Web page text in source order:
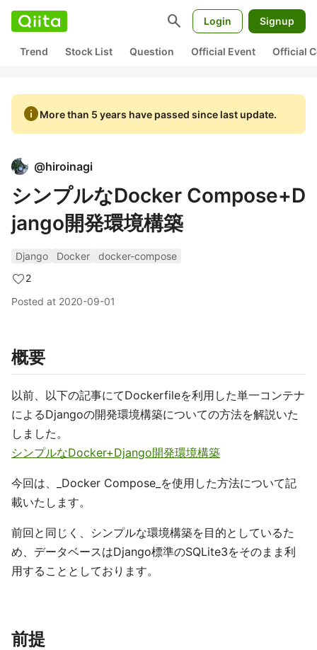
search Login Signup
Trend Stock List Question Official Event Official
infoMore than 5 years have passed since last update.
@hiroinagi
シンプルなDocker Compose+D
jango開発環境構築
Django Docker
docker-compose
2
Posted at 2020-09-01
概要
以前、以下の記事にてDockerfileを利用した単一コンテナ
によるDjangoの開発環境構築についての方法を解説いた
しました。
シンプルなDocker+Django開発環境構築
今回は、_Docker Compose_を使用した方法について記
載いたします。
前回と同じく、シンプルな環境構築を目的としているた
め、データベースはDjango標準のSQLite3をそのまま利
用することとしております。
前提